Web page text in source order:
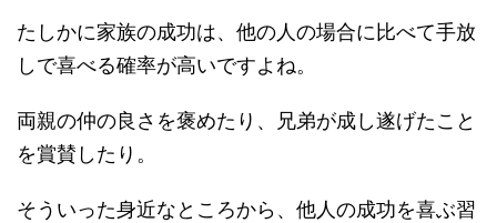
たしかに家族の成功は、他の人の場合に比べて手放
しで喜べる確率が高いですよね。
両親の仲の良さを褒めたり、兄弟が成し遂げたこと
を賞賛したり。
そういった身近なところから、他人の成功を喜ぶ習